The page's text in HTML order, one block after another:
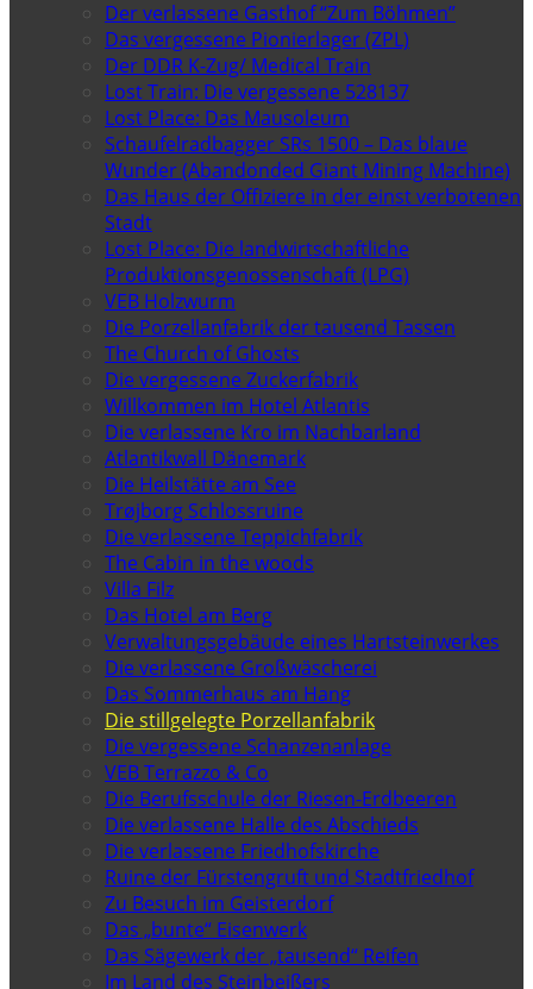
Der verlassene Gasthof “Zum Böhmen”
Das vergessene Pionierlager (ZPL)
Der DDR K-Zug/ Medical Train
Lost Train: Die vergessene 528137
Lost Place: Das Mausoleum
Schaufelradbagger SRs 1500 – Das blaue
Wunder (Abandonded Giant Mining Machine)
Das Haus der Offiziere in der einst verbotenen
Stadt
Lost Place: Die landwirtschaftliche
Produktionsgenossenschaft (LPG)
VEB Holzwurm
Die Porzellanfabrik der tausend Tassen
The Church of Ghosts
Die vergessene Zuckerfabrik
Willkommen im Hotel Atlantis
Die verlassene Kro im Nachbarland
Atlantikwall Dänemark
Die Heilstätte am See
Trøjborg Schlossruine
Die verlassene Teppichfabrik
The Cabin in the woods
Villa Filz
Das Hotel am Berg
Verwaltungsgebäude eines Hartsteinwerkes
Die verlassene Großwäscherei
Das Sommerhaus am Hang
Die stillgelegte Porzellanfabrik
Die vergessene Schanzenanlage
VEB Terrazzo & Co
Die Berufsschule der Riesen-Erdbeeren
Die verlassene Halle des Abschieds
Die verlassene Friedhofskirche
Ruine der Fürstengruft und Stadtfriedhof
Zu Besuch im Geisterdorf
Das „bunte“ Eisenwerk
Das Sägewerk der „tausend“ Reifen
Im Land des Steinbeißers